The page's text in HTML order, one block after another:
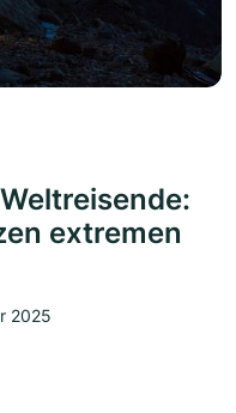
extremen
2025